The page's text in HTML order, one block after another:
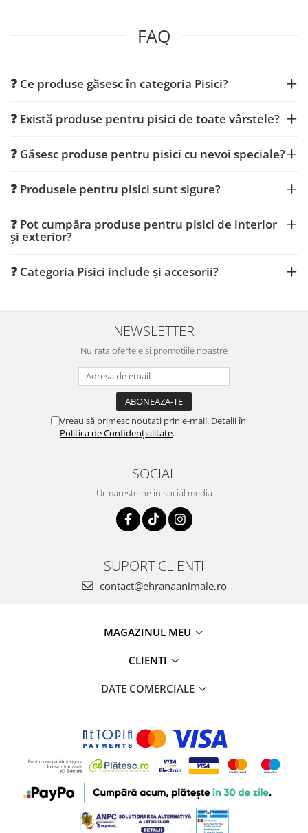
FAQ
❓ Ce produse găsesc în categoria Pisici?
❓ Există produse pentru pisici de toate vârstele?
❓ Găsesc produse pentru pisici cu nevoi speciale?
❓ Produsele pentru pisici sunt sigure?
❓ Pot cumpăra produse pentru pisici de interior
și exterior?
❓ Categoria Pisici include și accesorii?
NEWSLETTER
Nu rata ofertele si promotiile noastre
Vreau să primesc noutati prin e-mail. Detalii în
Politica de Confidențialitate.
SOCIAL
Urmareste-ne in social media
SUPORT CLIENTI
contact@ehranaanimale.ro
MAGAZINUL MEU
CLIENTI
DATE COMERCIALE